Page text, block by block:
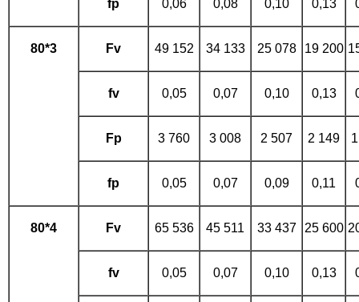
fp 0,06 0,08 0,10 0,13
80*3 Fv 49 152 34 133 25 078 19 200
fv 0,05 0,07 0,10 0,13
Fp 3 760 3 008 2 507 2 149
fp 0,05 0,07 0,09 0,11
80*4 Fv 65 536 45 511 33 437 25 600
fv 0,05 0,07 0,10 0,13